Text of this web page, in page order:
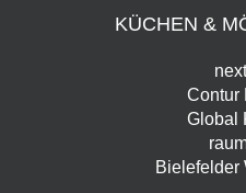
KÜCHEN &
Contur
Global
Bielefelder